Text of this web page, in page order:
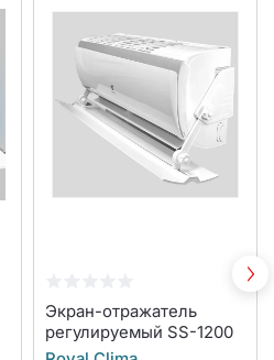
Экран-отражатель
регулируемый SS-1200